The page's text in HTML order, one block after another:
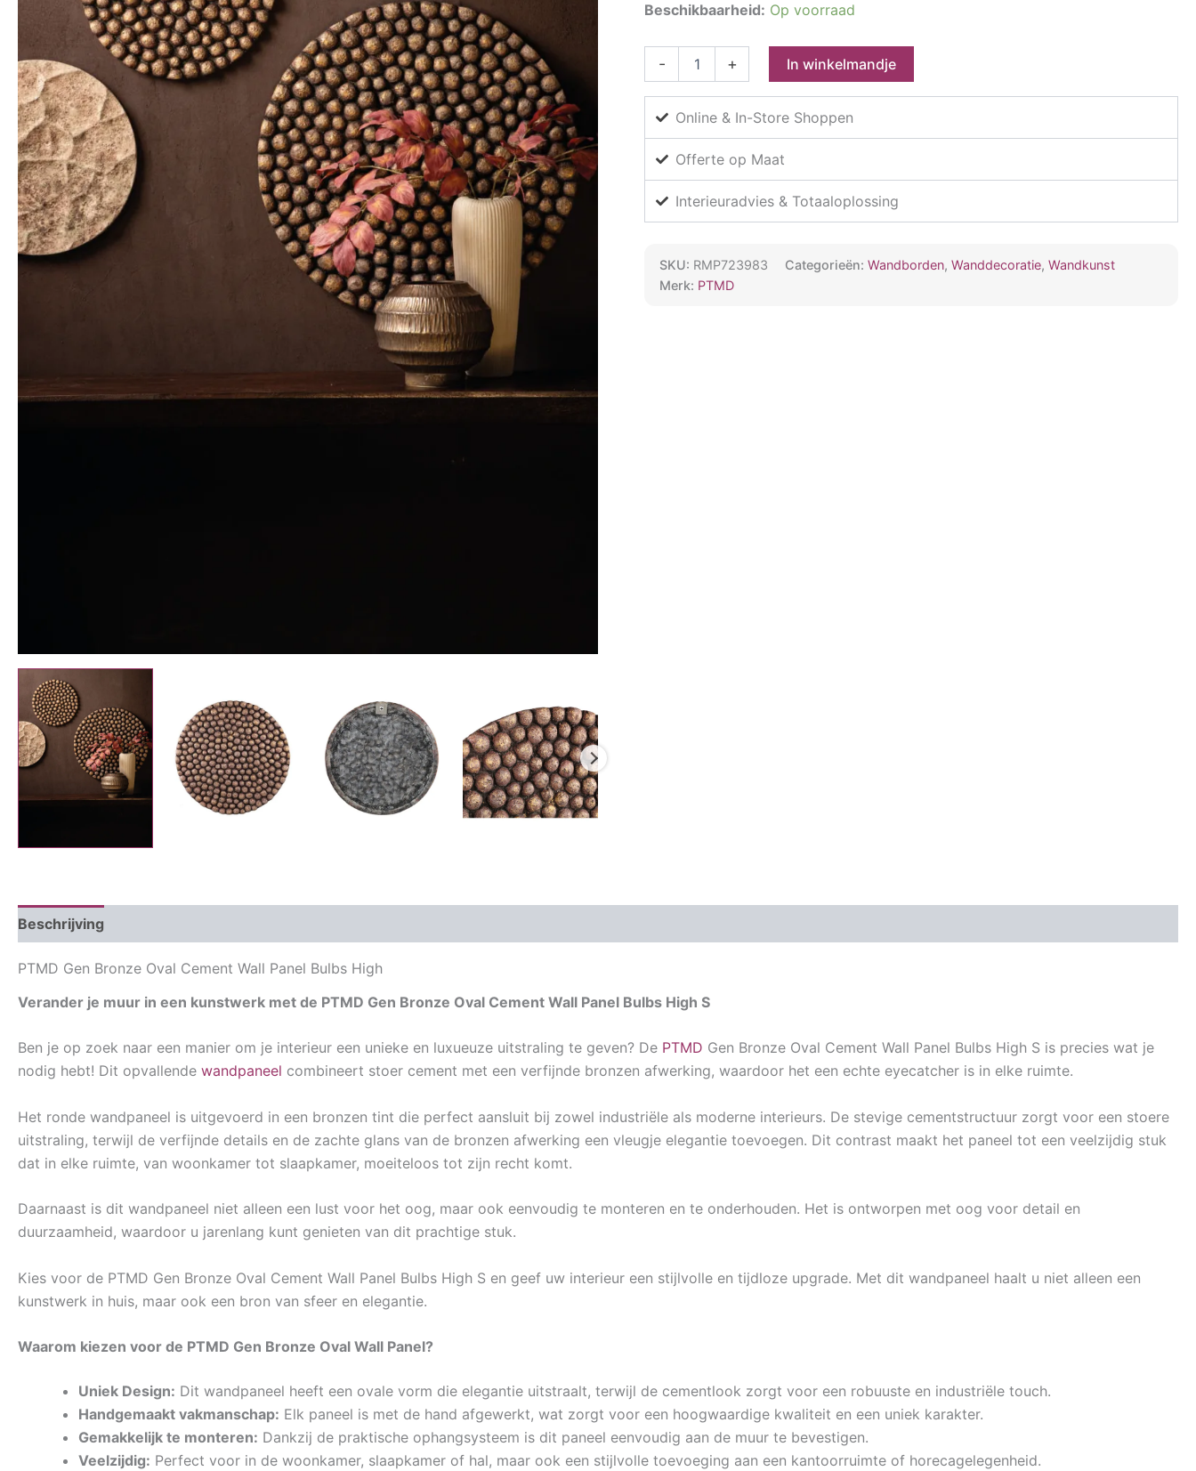
€69.95.€62.95.
Beschikbaarheid: Op voorraad
-
Cement
Wall
Panel
Bulbs
High
+ In winkelmandje
Online & In-Store Shoppen
Offerte op Maat
Interieuradvies & Totaaloplossing
SKU: RMP723983 Categorieën:Wandborden,Wanddecoratie,Wandkunst
Merk: PTMD
Beschrijving
PTMD Gen Bronze Oval Cement Wall Panel Bulbs High
Verander je muur in een kunstwerk met de PTMD Gen Bronze Oval Cement Wall Panel Bulbs High S
Ben je op zoek naar een manier om je interieur een unieke en luxueuze uitstraling te geven? De PTMD Gen Bronze Oval Cement Wall Panel Bulbs High S is precies wat je
nodig hebt! Dit opvallende wandpaneel combineert stoer cement met een verfijnde bronzen afwerking, waardoor het een echte eyecatcher is in elke ruimte.
Het ronde wandpaneel is uitgevoerd in een bronzen tint die perfect aansluit bij zowel industriële als moderne interieurs. De stevige cementstructuur zorgt voor een stoere
uitstraling, terwijl de verfijnde details en de zachte glans van de bronzen afwerking een vleugje elegantie toevoegen. Dit contrast maakt het paneel tot een veelzijdig stuk
dat in elke ruimte, van woonkamer tot slaapkamer, moeiteloos tot zijn recht komt.
Daarnaast is dit wandpaneel niet alleen een lust voor het oog, maar ook eenvoudig te monteren en te onderhouden. Het is ontworpen met oog voor detail en
duurzaamheid, waardoor u jarenlang kunt genieten van dit prachtige stuk.
Kies voor de PTMD Gen Bronze Oval Cement Wall Panel Bulbs High S en geef uw interieur een stijlvolle en tijdloze upgrade. Met dit wandpaneel haalt u niet alleen een
kunstwerk in huis, maar ook een bron van sfeer en elegantie.
Waarom kiezen voor de PTMD Gen Bronze Oval Wall Panel?
Uniek Design: Dit wandpaneel heeft een ovale vorm die elegantie uitstraalt, terwijl de cementlook zorgt voor een robuuste en industriële touch.
Handgemaakt vakmanschap: Elk paneel is met de hand afgewerkt, wat zorgt voor een hoogwaardige kwaliteit en een uniek karakter.
Gemakkelijk te monteren: Dankzij de praktische ophangsysteem is dit paneel eenvoudig aan de muur te bevestigen.
Veelzijdig: Perfect voor in de woonkamer, slaapkamer of hal, maar ook een stijlvolle toevoeging aan een kantoorruimte of horecagelegenheid.